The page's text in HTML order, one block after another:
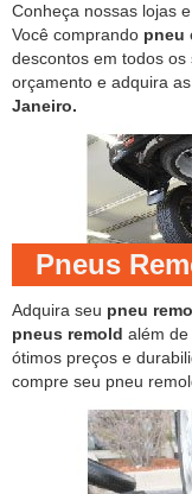
Conheça nossas lojas
Você comprando pneu
descontos em todos
orçamento e adquira
Janeiro.
Pneus
Adquira seu pneu
pneus remold além
ótimos preços e
compre seu pneu